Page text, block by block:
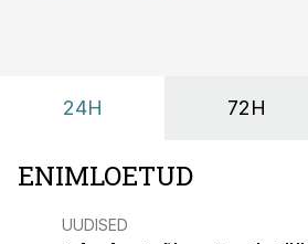
24H 72H
ENIMLOETUD
UUDISED